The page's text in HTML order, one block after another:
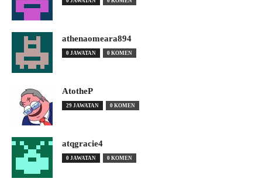
athenaomeara894
0 JAWATAN 0 KOMEN
AtotheP
29 JAWATAN 0 KOMEN
atqgracie4
0 JAWATAN 0 KOMEN